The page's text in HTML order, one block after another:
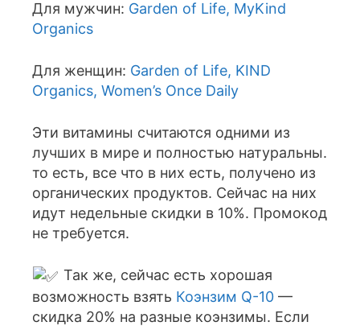
Для мужчин: Garden of Life, MyKind
Organics
Для женщин: Garden of Life, KIND
Organics, Women’s Once Daily
Эти витамины считаются одними из
лучших в мире и полностью натуральны.
то есть, все что в них есть, получено из
органических продуктов. Сейчас на них
идут недельные скидки в 10%. Промокод
не требуется.
Так же, сейчас есть хорошая
возможность взять Коэнзим Q-10 —
скидка 20% на разные коэнзимы. Если